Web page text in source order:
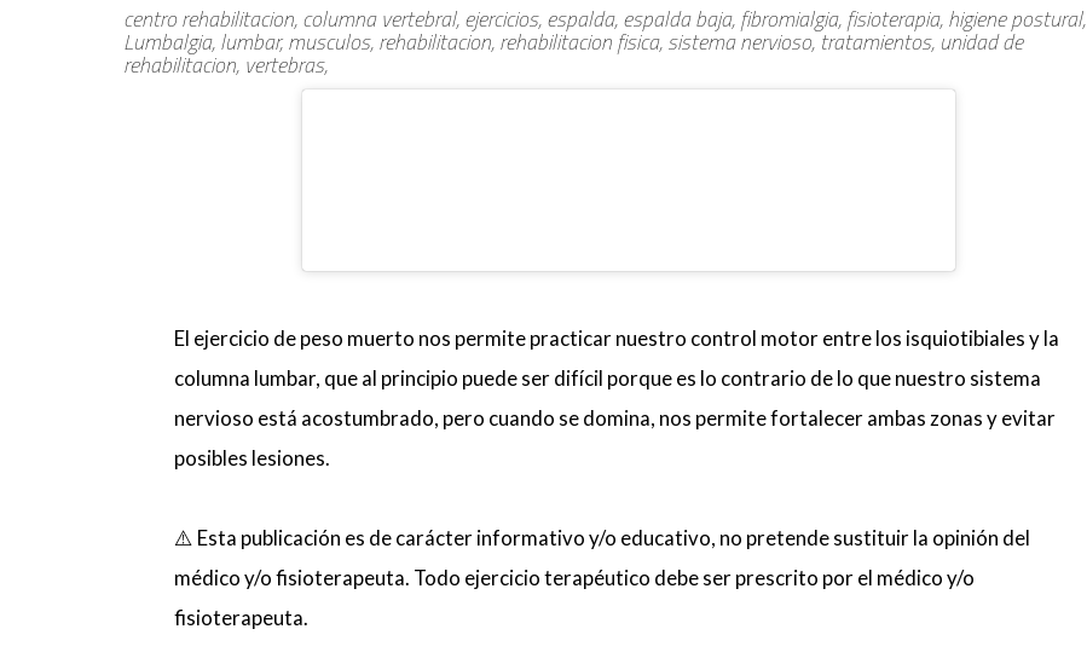
centro rehabilitacion, columna vertebral, ejercicios, espalda, espalda baja, fibromialgia, fisioterapia, higiene postural,
Lumbalgia, lumbar, musculos, rehabilitacion, rehabilitacion fisica, sistema nervioso, tratamientos, unidad de
rehabilitacion, vertebras,
El ejercicio de peso muerto nos permite practicar nuestro control motor entre los isquiotibiales y la
columna lumbar, que al principio puede ser difícil porque es lo contrario de lo que nuestro sistema
nervioso está acostumbrado, pero cuando se domina, nos permite fortalecer ambas zonas y evitar
posibles lesiones.
⚠️ Esta publicación es de carácter informativo y/o educativo, no pretende sustituir la opinión del
médico y/o fisioterapeuta. Todo ejercicio terapéutico debe ser prescrito por el médico y/o
fisioterapeuta.